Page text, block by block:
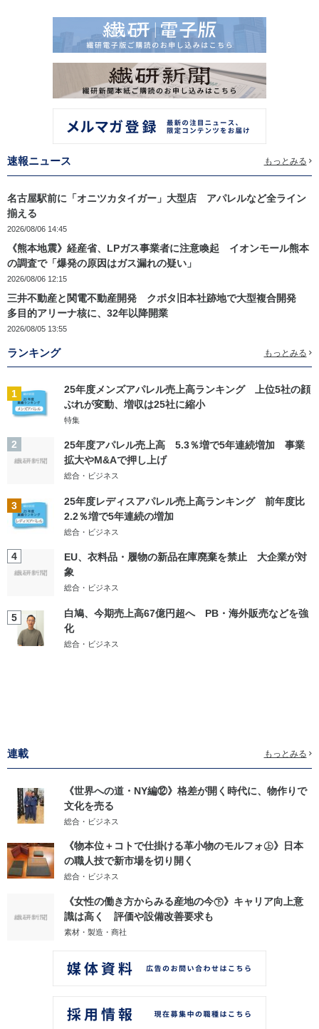
速報ニュース もっとみる
名古屋駅前に「オニツカタイガー」大型店 アパレルなど全ライン
揃える
2026/08/06 14:45
《熊本地震》経産省、LPガス事業者に注意喚起 イオンモール熊本
の調査で「爆発の原因はガス漏れの疑い」
2026/08/06 12:15
三井不動産と関電不動産開発 クボタ旧本社跡地で大型複合開発
多目的アリーナ核に、32年以降開業
2026/08/05 13:55
ランキング もっとみる
1
25年度メンズアパレル売上高ランキング 上位5社の顔
ぶれが変動、増収は25社に縮小
特集
2
25年度アパレル売上高 5.3％増で5年連続増加 事業
拡大やM&Aで押し上げ
総合・ビジネス
3
25年度レディスアパレル売上高ランキング 前年度比
2.2％増で5年連続の増加
総合・ビジネス
4
EU、衣料品・履物の新品在庫廃棄を禁止 大企業が対
象
総合・ビジネス
5
白鳩、今期売上高67億円超へ PB・海外販売などを強
化
総合・ビジネス
連載 もっとみる
《世界への道・NY編⑫》格差が開く時代に、物作りで
文化を売る
総合・ビジネス
《物本位＋コトで仕掛ける革小物のモルフォ㊤》日本
の職人技で新市場を切り開く
総合・ビジネス
《女性の働き方からみる産地の今㊦》キャリア向上意
識は高く 評価や設備改善要求も
素材・製造・商社